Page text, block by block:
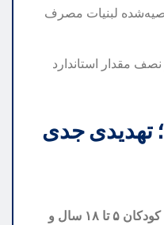
لبنیات مصرف
مقدار استاندارد
تهدیدی جدی
۲۳.۸ درصد کودکان ۵ تا ۱۸ سال و